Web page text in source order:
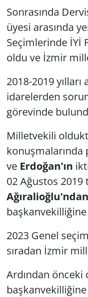
Sonrasında
üyesi arasında
Seçimlerinde İYİ
oldu ve İzmir
2018-2019
idarelerden
görevinde
Milletvekili
konuşmalarında
ve Erdoğan'ın
02 Ağustos
Ağıralioğlu'ndan
2023 Genel
sıradan İzmir
Ardından